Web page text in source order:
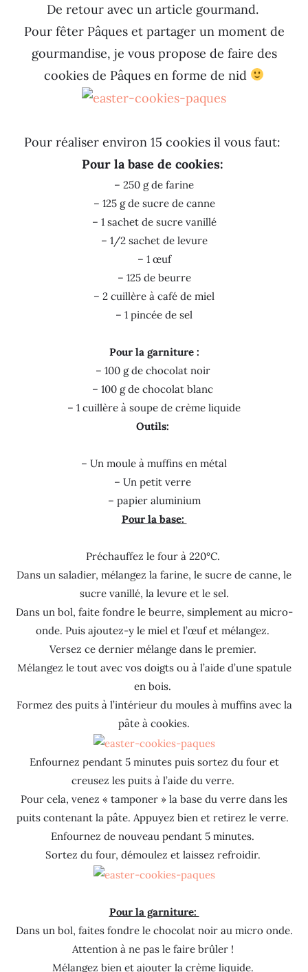
De retour avec un article gourmand.
Pour fêter Pâques et partager un moment de
gourmandise, je vous propose de faire des
cookies de Pâques en forme de nid
Pour réaliser environ 15 cookies il vous faut:
Pour la base de cookies:
– 250 g de farine
– 125 g de sucre de canne
– 1 sachet de sucre vanillé
– 1/2 sachet de levure
– 1 œuf
– 125 de beurre
– 2 cuillère à café de miel
– 1 pincée de sel
Pour la garniture :
– 100 g de chocolat noir
– 100 g de chocolat blanc
– 1 cuillère à soupe de crème liquide
Outils:
– Un moule à muffins en métal
– Un petit verre
– papier aluminium
Pour la base:
Préchauffez le four à 220°C.
Dans un saladier, mélangez la farine, le sucre de canne, le
sucre vanillé, la levure et le sel.
Dans un bol, faite fondre le beurre, simplement au micro-
onde. Puis ajoutez-y le miel et l’œuf et mélangez.
Versez ce dernier mélange dans le premier.
Mélangez le tout avec vos doigts ou à l’aide d’une spatule
en bois.
Formez des puits à l’intérieur du moules à muffins avec la
pâte à cookies.
Enfournez pendant 5 minutes puis sortez du four et
creusez les puits à l’aide du verre.
Pour cela, venez « tamponer » la base du verre dans les
puits contenant la pâte. Appuyez bien et retirez le verre.
Enfournez de nouveau pendant 5 minutes.
Sortez du four, démoulez et laissez refroidir.
Pour la garniture:
Dans un bol, faites fondre le chocolat noir au micro onde.
Attention à ne pas le faire brûler !
Mélangez bien et ajouter la crème liquide.